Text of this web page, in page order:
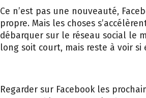
Ce n’est pas une nouveauté,
propre. Mais les choses
débarquer sur le réseau social le
long soit court, mais reste à voir
Regarder sur Facebook les